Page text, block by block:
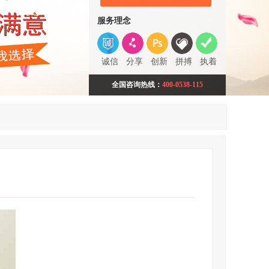
服务理念
诚信 分享 创新 拼搏 执着
全国咨询热线： 400-0538-115